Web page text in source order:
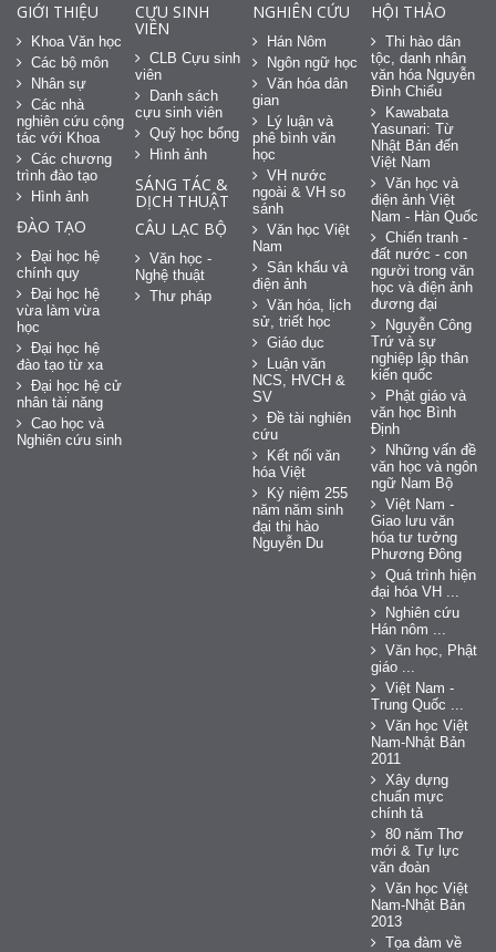
GIỚI THIỆU
Khoa Văn học
Các bộ môn
Nhân sự
Các nhà
nghiên cứu cộng
tác với Khoa
Các chương
trình đào tạo
Hình ảnh
ĐÀO TẠO
Đại học hệ
chính quy
Đại học hệ
vừa làm vừa
học
Đại học hệ
đào tạo từ xa
Đại học hệ cử
nhân tài năng
Cao học và
Nghiên cứu sinh
CỰU SINH
VIÊN
CLB Cựu sinh
viên
Danh sách
cựu sinh viên
Quỹ học bổng
Hình ảnh
SÁNG TÁC &
DỊCH THUẬT
CÂU LẠC BỘ
Văn học -
Nghệ thuật
Thư pháp
NGHIÊN CỨU
Hán Nôm
Ngôn ngữ học
Văn hóa dân
gian
Lý luận và
phê bình văn
học
VH nước
ngoài & VH so
sánh
Văn học Việt
Nam
Sân khấu và
điện ảnh
Văn hóa, lịch
sử, triết học
Giáo dục
Luận văn
NCS, HVCH &
SV
Đề tài nghiên
cứu
Kết nối văn
hóa Việt
Kỷ niệm 255
năm năm sinh
đại thi hào
Nguyễn Du
HỘI THẢO
Thi hào dân
tộc, danh nhân
văn hóa Nguyễn
Đình Chiểu
Kawabata
Yasunari: Từ
Nhật Bản đến
Việt Nam
Văn học và
điện ảnh Việt
Nam - Hàn Quốc
Chiến tranh -
đất nước - con
người trong văn
học và điện ảnh
đương đại
Nguyễn Công
Trứ và sự
nghiệp lập thân
kiến quốc
Phật giáo và
văn học Bình
Định
Những vấn đề
văn học và ngôn
ngữ Nam Bộ
Việt Nam -
Giao lưu văn
hóa tư tưởng
Phương Đông
Quá trình hiện
đại hóa VH ...
Nghiên cứu
Hán nôm ...
Văn học, Phật
giáo ...
Việt Nam -
Trung Quốc ...
Văn học Việt
Nam-Nhật Bản
2011
Xây dựng
chuẩn mực
chính tả
80 năm Thơ
mới & Tự lực
văn đoàn
Văn học Việt
Nam-Nhật Bản
2013
Tọa đàm về